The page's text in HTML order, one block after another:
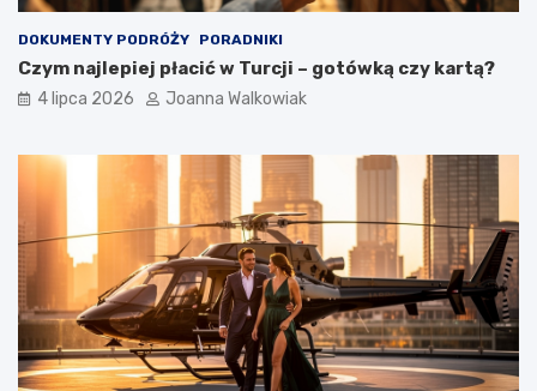
DOKUMENTY PODRÓŻY PORADNIKI
Czym najlepiej płacić w Turcji – gotówką czy kartą?
4 lipca 2026 Joanna Walkowiak